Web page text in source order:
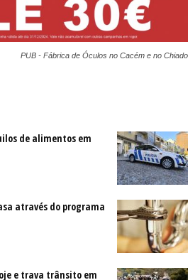
PUB - Fábrica de Óculos no Cacém e no Chiado
de alimentos em
através do programa
e trava trânsito em